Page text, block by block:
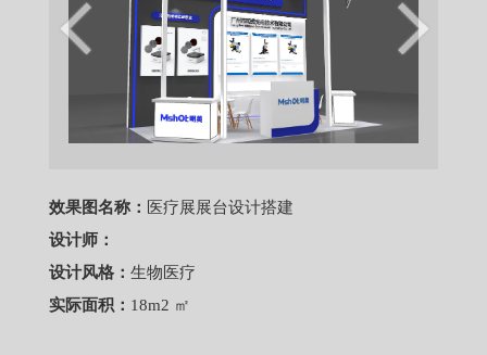
效果图名称： 医疗展展台设计搭建
设计师：
设计风格： 生物医疗
实际面积： 18m2 ㎡